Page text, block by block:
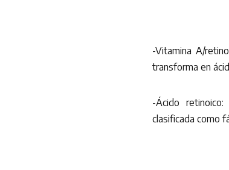
-Vitamina A/
transforma en
-Ácido
clasificada como